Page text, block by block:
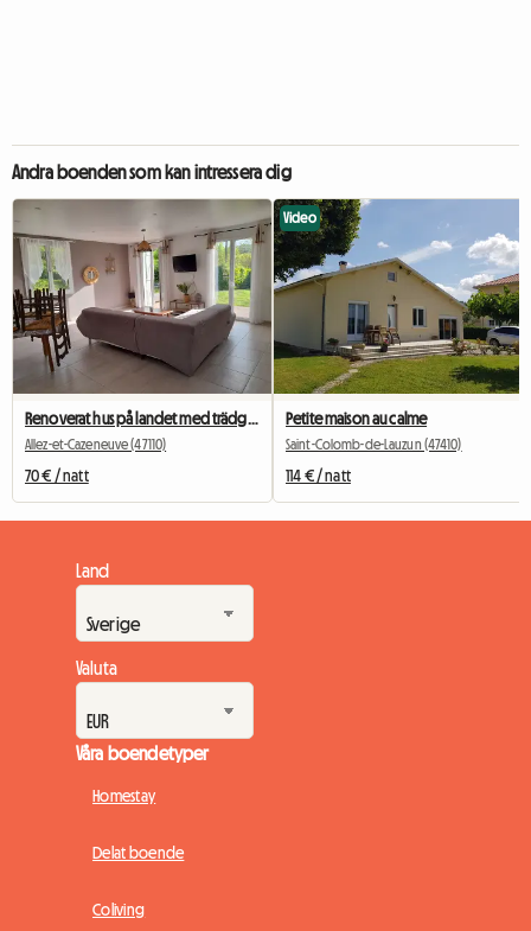
Andra boenden som kan intressera dig
Allez-et-Cazeneuve (47110)
70 € / natt
Video
Petite maison au calme
Saint-Colomb-de-Lauzun (47410)
114 € / natt
Land
Valuta
Våra boendetyper
Homestay
Delat boende
Coliving